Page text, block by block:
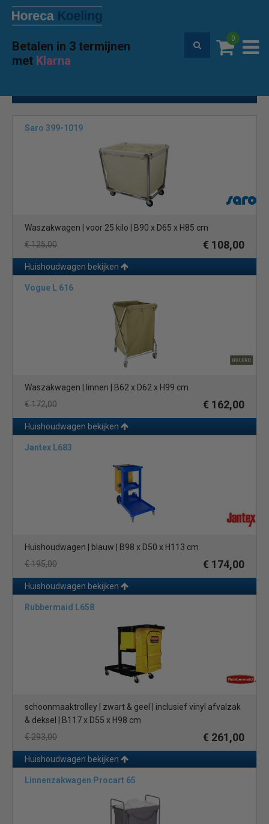
Betalen in 3 termijnen
met Klarna
0
Premium service en garantie
Home Hygiene
Saro 399-1019
Waszakwagen | voor 25 kilo | B90 x D65 x H85 cm
€ 125,00
€ 108,00
Huishoudwagen bekijken
Vogue L 616
Waszakwagen | linnen | B62 x D62 x H99 cm
€ 172,00
€ 162,00
Huishoudwagen bekijken
Jantex L683
Huishoudwagen | blauw | B98 x D50 x H113 cm
€ 195,00
€ 174,00
Huishoudwagen bekijken
Rubbermaid L658
schoonmaaktrolley | zwart & geel | inclusief vinyl afvalzak
& deksel | B117 x D55 x H98 cm
€ 293,00
€ 261,00
Huishoudwagen bekijken
Linnenzakwagen Procart 65